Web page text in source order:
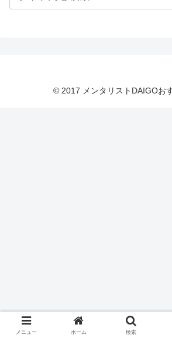
© 2017 メンタリストDAIGOお
メニュー ホーム 検索